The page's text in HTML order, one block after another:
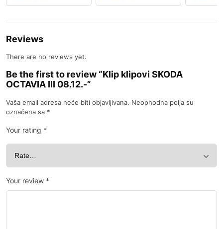
Reviews
There are no reviews yet.
Be the first to review “Klip klipovi SKODA
OCTAVIA III 08.12.-”
Vaša email adresa neće biti objavljivana. Neophodna polja su
označena sa *
Your rating *
Your review *